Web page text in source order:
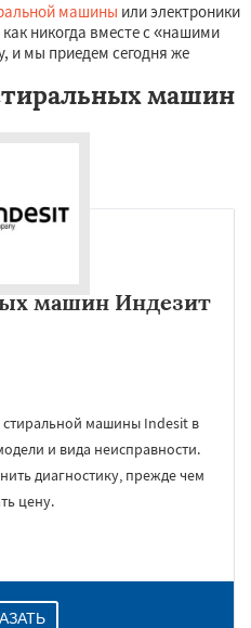
машины или электроники
никогда вместе с «нашими
и мы приедем сегодня же
машин
машин Индезит
стиральной машины Indesit в
и вида неисправности.
диагностику, прежде чем
цену.